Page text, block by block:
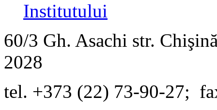
Institutului
60/3 Gh. Asachi str.
2028
tel. +373 (22) 73-90-27;